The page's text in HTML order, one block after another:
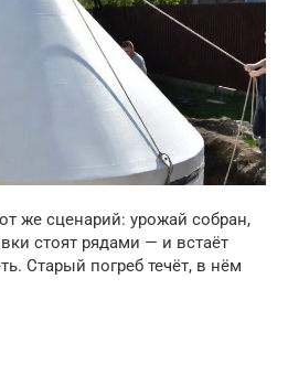
же сценарий: урожай собран,
стоят рядами — и встаёт
Старый погреб течёт, в нём